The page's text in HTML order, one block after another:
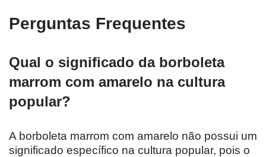
Perguntas Frequentes
Qual o significado da borboleta
marrom com amarelo na cultura
popular?
A borboleta marrom com amarelo não possui um
significado específico na cultura popular, pois o